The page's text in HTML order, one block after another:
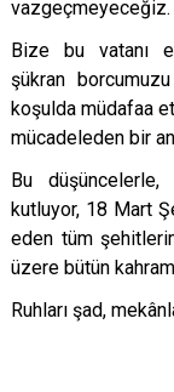
vazgeçmeyeceğiz.
Bize bu vatanı
şükran borcumuzu
koşulda müdafaa
mücadeleden bir
Bu düşüncelerle,
kutluyor, 18 Mart
eden tüm
üzere bütün
Ruhları şad,